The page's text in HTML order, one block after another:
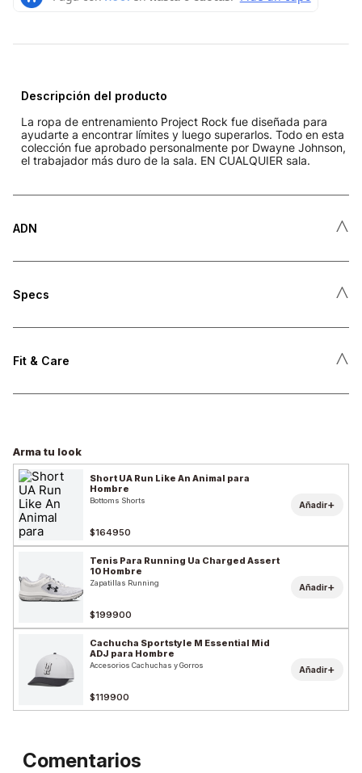
Descripción del producto
La ropa de entrenamiento Project Rock fue diseñada para
ayudarte a encontrar límites y luego superarlos. Todo en esta
colección fue aprobado personalmente por Dwayne Johnson,
el trabajador más duro de la sala. EN CUALQUIER sala.
ADN ˄
Specs ˄
Fit & Care ˄
Arma tu look
Short UA Run Like An Animal para
Hombre
Bottoms Shorts
$164950
Añadir+
Tenis Para Running Ua Charged Assert
10 Hombre
Zapatillas Running
$199900
Añadir+
Cachucha Sportstyle M Essential Mid
ADJ para Hombre
Accesorios Cachuchas y Gorros
$119900
Añadir+
Comentarios